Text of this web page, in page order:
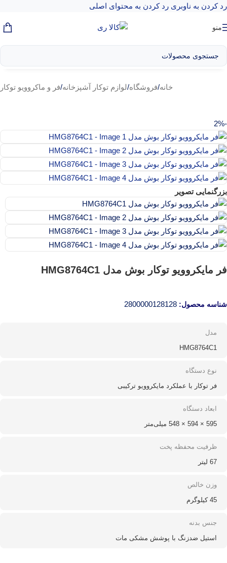
رد کردن به ناوبری رد کردن به محتوای اصلی
منو
خانه/فروشگاه/لوازم توکار آشپزخانه/فر و ماکروویو توکار
-2%
بزرگنمایی تصویر
فر مایکروویو توکار بوش مدل HMG8764C1
شناسه محصول: 2800000128128
مدل
HMG8764C1
نوع دستگاه
فر توکار با عملکرد مایکروویو ترکیبی
ابعاد دستگاه
595 × 594 × 548 میلی‌متر
ظرفیت محفظه پخت
67 لیتر
وزن خالص
45 کیلوگرم
جنس بدنه
استیل ضدزنگ با پوشش مشکی مات